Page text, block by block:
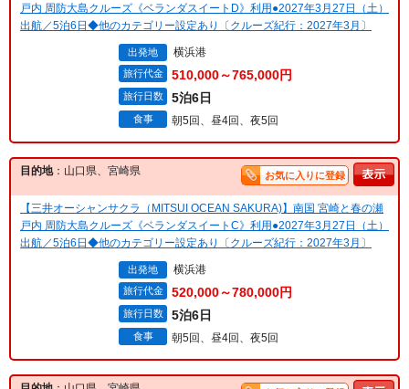
戸内 周防大島クルーズ《ベランダスイートD》利用●2027年3月27日（土）
出航／5泊6日◆他のカテゴリー設定あり〔クルーズ紀行：2027年3月〕
出発地 横浜港
旅行代金 510,000～765,000円
旅行日数 5泊6日
食事 朝5回、昼4回、夜5回
目的地：山口県、宮崎県 お気に入りに登録
【三井オーシャンサクラ（MITSUI OCEAN SAKURA)】南国 宮崎と春の瀬
戸内 周防大島クルーズ《ベランダスイートC》利用●2027年3月27日（土）
出航／5泊6日◆他のカテゴリー設定あり〔クルーズ紀行：2027年3月〕
出発地 横浜港
旅行代金 520,000～780,000円
旅行日数 5泊6日
食事 朝5回、昼4回、夜5回